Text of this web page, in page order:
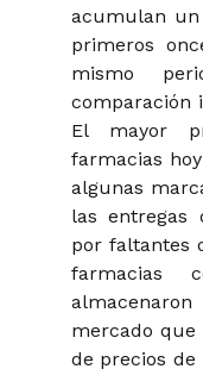
acumulan un
primeros
mismo
comparación
El mayor
farmacias
algunas
las entregas
por faltantes
farmacias
mercado que
de precios